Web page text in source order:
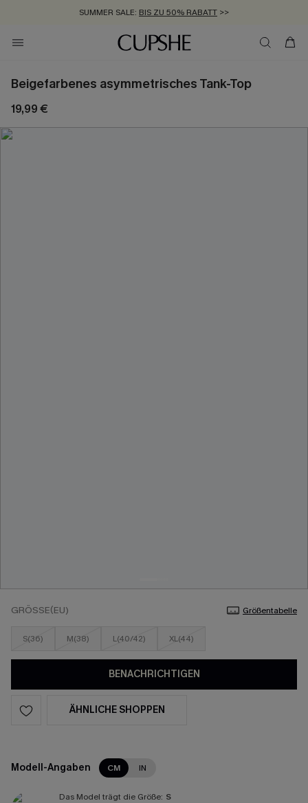
SUMMER SALE: BIS ZU 50% RABATT >>
ZUM NEWSLETTER:BIS ZU -20% EXTRA ERHALTEN
KOSTENLOSER VERSAND AB 89 €
Beigefarbenes asymmetrisches Tank-Top
19,99 €
GRÖSSE(EU) Größentabelle
S(36) M(38) L(40/42) XL(44)
BENACHRICHTIGEN
ÄHNLICHE SHOPPEN
Modell-Angaben CM IN
Das Model trägt die Größe: S